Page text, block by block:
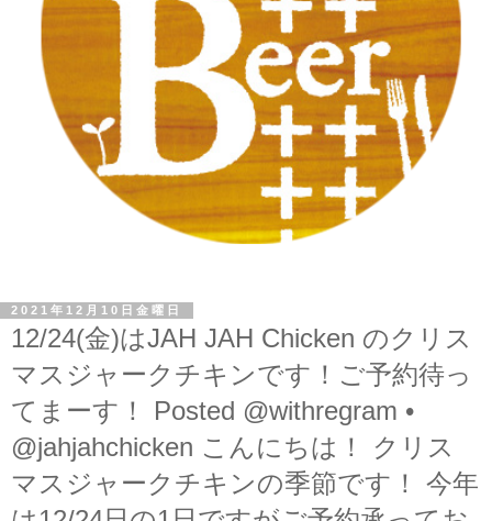
2021年12月10日金曜日
12/24(金)はJAH JAH Chicken のクリス
マスジャークチキンです！ご予約待っ
てまーす！ Posted @withregram •
@jahjahchicken こんにちは！ クリス
マスジャークチキンの季節です！ 今年